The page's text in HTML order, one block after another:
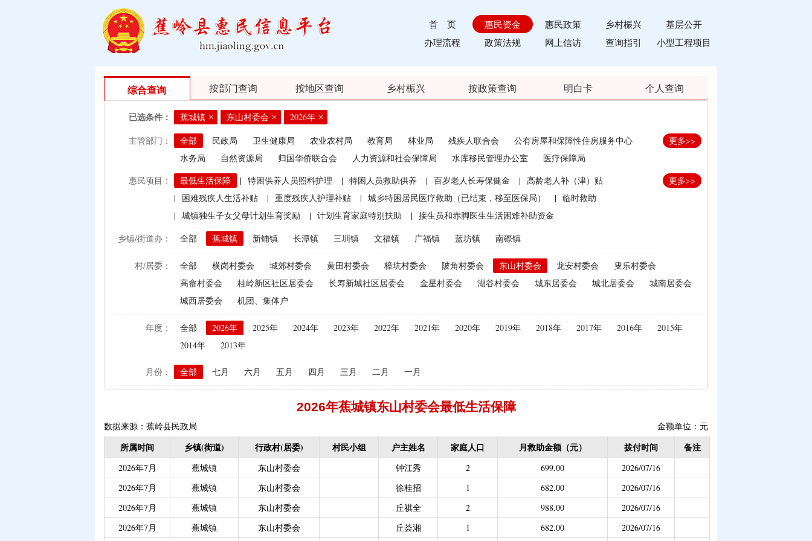
首 页 惠民资金 惠民政策 乡村桭兴
基层公开
办理流程
政策法规 网上信访 查询指引 小型工程项目
综合查询 按部门查询 按地区查询 乡村桭兴 按政策查询 明白卡 个人查询
已选条件： 蕉城镇 东山村委会 2026年
主管部门： 全部 民政局 卫生健康局 农业农村局 教育局 林业局 残疾人联合会
公有房屋和保障性住房服务中心
水务局
自然资源局 归国华侨联合会 人力资源和社会保障局 水库移民管理办公室 医疗保障局
更多>>
惠民项目： 最低生活保障 | 特困供养人员照料护理 | 特困人员救助供养 | 百岁老人长寿保健金 | 高龄老人补（津）贴
|
困难残疾人生活补贴 | 重度残疾人护理补贴 | 城乡特困居民医疗救助（已结束，移至医保局） | 临时救助
| 城镇独生子女父母计划生育奖励 | 计划生育家庭特别扶助 | 接生员和赤脚医生生活困难补助资金
村卫生站医生补贴资金 | 农村计划生育节育奖励（农村纯生二女结扎户奖励）
农村部分计划生育家庭奖励
建档立卡贫困户（已结束） | 种粮直接补贴（已结束） | 渔业捕捞和养殖业油价补贴（已结束）
生猪屠宰环节病害猪损失补贴 | 农村危房改造（扶贫局）（已移至住建局） | 禁渔渔民生产生活补助（已结束）
政策性家禽、生猪养殖保险保费补贴
生猪规模化养殖场无害化处理补助
农作物良种补贴资金分配情况表（已结束）
省级生态公益林效益补偿专项资金 | 生态公益林激励性补助（已结束）
| 残疾人自主创业就业 | 低保残疾人生活津贴（残联）（已结束，移至民政局）
重度残疾人护理津贴（残联）（已结束，移至民政局） | 南粤扶残助学工程（高等教育阶段残疾学生补贴）
| 重度残疾人、精神和智力残疾人缴纳城乡居民基本养老保险费
大中型水库移民后期扶持资金（已结束） | 基本农田保护经济补偿
广东省贫困归侨扶贫救助专项补助
| 城乡居民医保大病保险（2021年1月移交至医疗保障局） | 一次性创业资助 | 技能晋升培训补贴 | 创业带动就业补贴
| 城乡居民医保零星报销（2021年1月移交至医疗保障局） | 中等职业学校国家助学金（人社局）（已结束）
| 灵活就业人员社会保险补贴 | 大中型水库移民后期扶持资金（移民办） | 城乡居民医保大病保险
城乡居民医保零星报销 | 困难群众医疗救助
更多>>
乡镇/街道办： 全部 蕉城镇 新铺镇 长潭镇 三圳镇 文福镇 广福镇 蓝坊镇 南磜镇
村/居委： 全部 横岗村委会 城郊村委会 黄田村委会 樟坑村委会 陂角村委会 东山村委会 龙安村委会
叟乐村委会
高畲村委会
桂岭新区社区居委会 长寿新城社区居委会 金星村委会 湖谷村委会 城东居委会 城北居委会
城南居委会
城西居委会
机团、集体户
年度： 全部 2026年 2025年 2024年 2023年 2022年 2021年 2020年 2019年 2018年 2017年 2016年
2015年
2014年
2013年
月份： 全部 七月 六月 五月 四月 三月 二月 一月
2026年蕉城镇东山村委会最低生活保障
数据来源：蕉岭县民政局 金额单位：元
所属时间 乡镇(街道) 行政村(居委) 村民小组 户主姓名 家庭人口 月救助金额（元） 拨付时间 备注
2026年7月 蕉城镇 东山村委会 钟江秀 2 699.00
2026/07/16
2026年7月
蕉城镇 东山村委会 徐桂招 1 682.00
2026/07/16
2026年7月
蕉城镇 东山村委会 丘祺全 2 988.00
2026/07/16
2026年7月
蕉城镇 东山村委会 丘荟湘 1 682.00 2026/07/16